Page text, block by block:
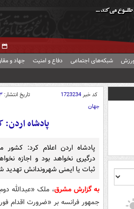
شبکه‌های اجتماعی دفاع و امنیت جهاد و
کد خبر1723234 تاریخ انتشار: ۲۳
جهان
پادشاه
پادشاه اردن اعلام کرد: کشور
درگیری نخواهد بود و اجازه
ثبات یا ایمنی شهروندانش تهدید
به گزارش مشرق، ملک «عبدالله
جمهور فرانسه بر «ضرورت اقدام